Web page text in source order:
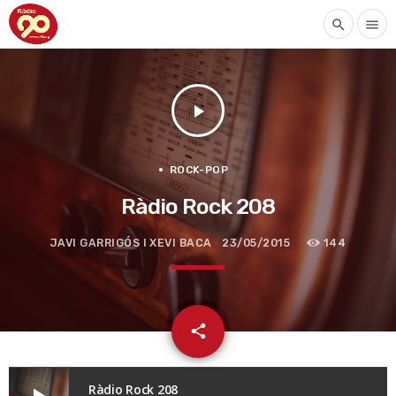
search menu
play_arrow
ROCK-POP
Ràdio Rock 208
JAVI GARRIGÓS I XEVI BACA 23/05/2015 144
share
email
Ràdio Rock 208